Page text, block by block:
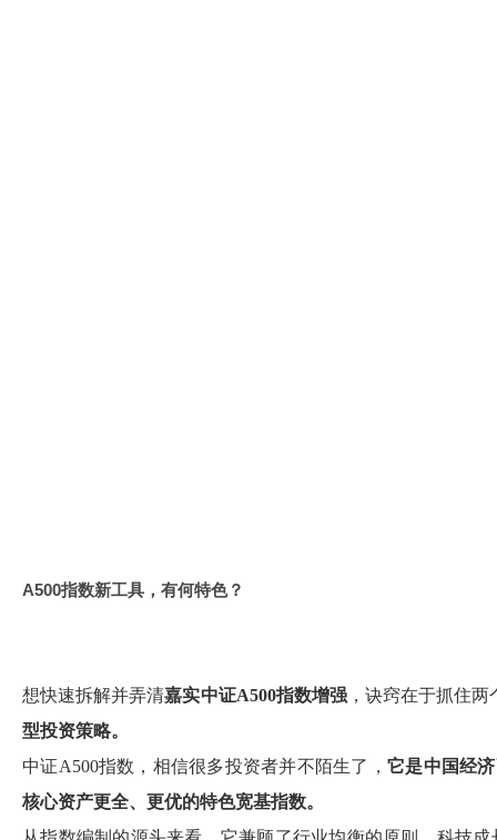
A500指数新工具，有何特色？
想快速拆解并弄清嘉实中证A500指数增强，诀窍在于抓住两
型投资策略。
中证A500指数，相信很多投资者并不陌生了， 它是中国经
核心资产更全、更优的特色宽基指数。